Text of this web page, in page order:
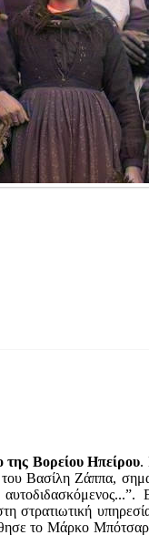
της Βορείου Ηπείρου.
Βασίλη Ζάππα,
στρατιωτική
το Μάρκο Μπότσαρη